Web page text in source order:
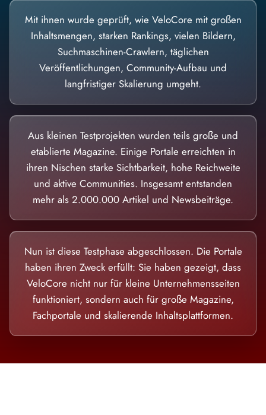
Mit ihnen wurde geprüft, wie VeloCore mit großen
Inhaltsmengen, starken Rankings, vielen Bildern,
Suchmaschinen-Crawlern, täglichen
Veröffentlichungen, Community-Aufbau und
langfristiger Skalierung umgeht.
Aus kleinen Testprojekten wurden teils große und
etablierte Magazine. Einige Portale erreichten in
ihren Nischen starke Sichtbarkeit, hohe Reichweite
und aktive Communities. Insgesamt entstanden
mehr als 2.000.000 Artikel und Newsbeiträge.
Nun ist diese Testphase abgeschlossen. Die Portale
haben ihren Zweck erfüllt: Sie haben gezeigt, dass
VeloCore nicht nur für kleine Unternehmensseiten
funktioniert, sondern auch für große Magazine,
Fachportale und skalierende Inhaltsplattformen.